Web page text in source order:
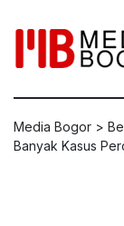
Media Bogor >
Banyak Kasus